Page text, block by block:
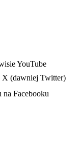
YouTube
X (dawniej Twitter)
na Facebooku